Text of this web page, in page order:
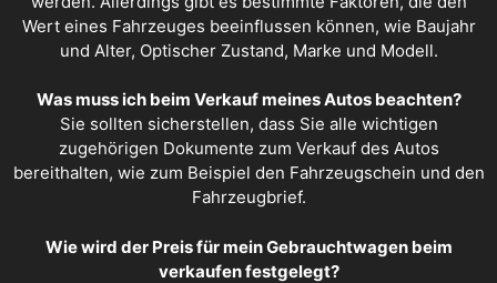
Wert eines Fahrzeuges beeinflussen können, wie Baujahr
und Alter, Optischer Zustand, Marke und Modell.
Was muss ich beim Verkauf meines Autos beachten?
Sie sollten sicherstellen, dass Sie alle wichtigen
zugehörigen Dokumente zum Verkauf des Autos
bereithalten, wie zum Beispiel den Fahrzeugschein und den
Fahrzeugbrief.
Wie wird der Preis für mein Gebrauchtwagen beim
verkaufen festgelegt?